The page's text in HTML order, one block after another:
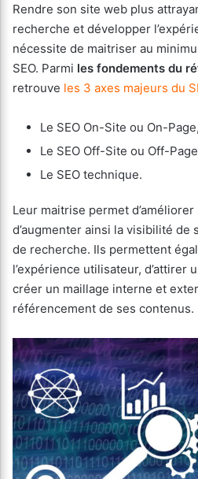
Rendre son site web plus
recherche et développer
nécessite de maitriser au
SEO. Parmi les fondements du
retrouve les 3 axes majeurs du
Le SEO On-Site ou On-Page,
Le SEO Off-Site ou Off-
Le SEO technique.
Leur maitrise permet
d’augmenter ainsi la visibilité de
de recherche. Ils permettent
l’expérience utilisateur, d’attirer
créer un maillage interne et
référencement de ses contenus.